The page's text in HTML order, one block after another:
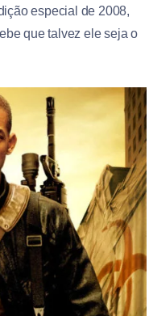
especial de 2008,
que talvez ele seja o